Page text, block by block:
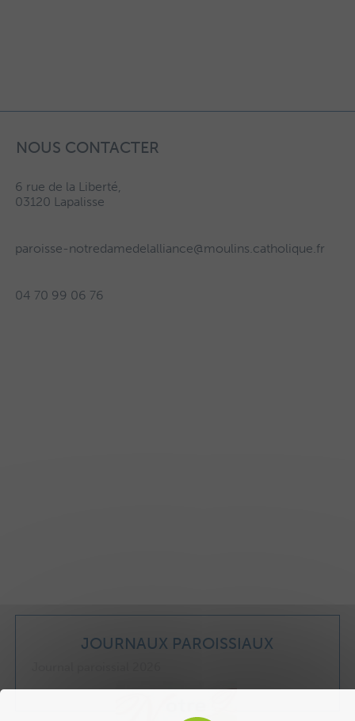
NOUS CONTACTER
6 rue de la Liberté,
03120 Lapalisse
paroisse-notredamedelalliance@moulins.catholique.fr
04 70 99 06 76
JOURNAUX PAROISSIAUX